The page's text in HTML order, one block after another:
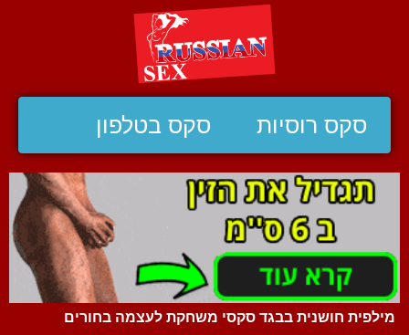
סקס רוסיות סקס בטלפון
מילפית חושנית בבגד סקסי משחקת לעצמה בחורים